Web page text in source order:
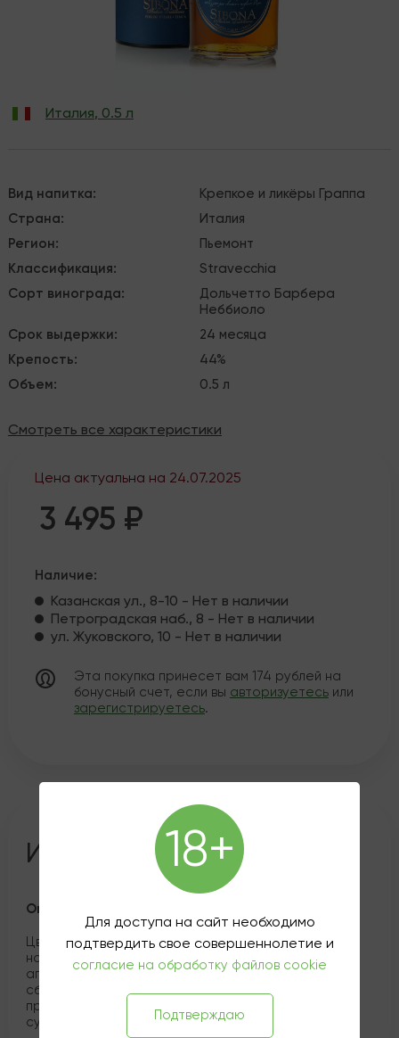
Италия, 0.5 л
Вид напитка: Крепкое и ликёры Граппа
Страна:
Италия
Регион:
Пьемонт
Классификация:
Stravecchia
Сорт винограда: Дольчетто Барбера
Неббиоло
Срок выдержки:
24 месяца
Крепость:
44%
Объем: 0.5 л
Смотреть все характеристики
Цена актуальна на 24.07.2025
3 495 ₽
Наличие:
Казанская ул., 8-10 - Нет в наличии
Петроградская наб., 8 - Нет в наличии
ул. Жуковского, 10 - Нет в наличии
Эта покупка принесет вам 174 рублей на
бонусный счет, если вы авторизуетесь или
зарегистрируетесь.
Информация о товаре
Описание
Цвет напитка в бокале янтарный, аромат
насыщенный с нотами персикового джема и
апельсиновой цедры. Вкус напитка хорошо
сбалансированный, элегантный, c длительным
приятным послевкусием, в котором слышны ноты
сухофруктов и дерева.
18+
Для доступа на сайт необходимо
подтвердить свое совершеннолетие и
согласие на обработку файлов cookie
Подтверждаю